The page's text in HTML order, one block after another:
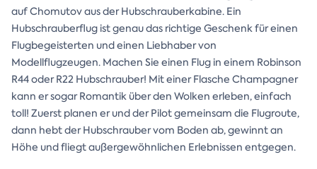
auf Chomutov aus der Hubschrauberkabine. Ein
Hubschrauberflug ist genau das richtige Geschenk für einen
Flugbegeisterten und einen Liebhaber von
Modellflugzeugen. Machen Sie einen Flug in einem Robinson
R44 oder R22 Hubschrauber! Mit einer Flasche Champagner
kann er sogar Romantik über den Wolken erleben, einfach
toll! Zuerst planen er und der Pilot gemeinsam die Flugroute,
dann hebt der Hubschrauber vom Boden ab, gewinnt an
Höhe und fliegt außergewöhnlichen Erlebnissen entgegen.